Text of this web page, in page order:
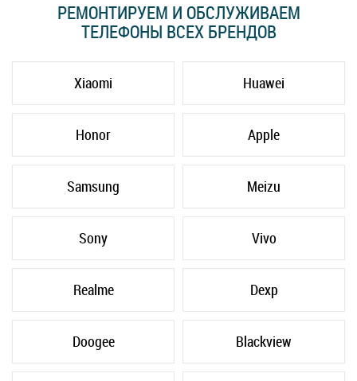
РЕМОНТИРУЕМ И ОБСЛУЖИВАЕМ
ТЕЛЕФОНЫ ВСЕХ БРЕНДОВ
Xiaomi Huawei
Honor Apple
Samsung Meizu
Sony Vivo
Realme Dexp
Doogee Blackview